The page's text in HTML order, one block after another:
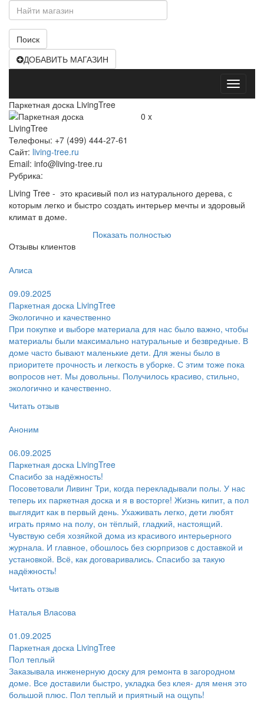
Поиск
ДОБАВИТЬ МАГАЗИН
Открыть
меню
Паркетная доска LivingTree
0 x
Телефоны: +7 (499) 444-27-61
Сайт: living-tree.ru
Email: info@living-tree.ru
Рубрика:
Living Tree - это красивый пол из натурального дерева, с
которым легко и быстро создать интерьер мечты и здоровый
климат в доме.
Показать полностью
Отзывы клиентов
Алиса
09.09.2025
Паркетная доска LivingTree
Экологично и качественно
При покупке и выборе материала для нас было важно, чтобы
материалы были максимально натуральные и безвредные. В
доме часто бывают маленькие дети. Для жены было в
приоритете прочность и легкость в уборке. С этим тоже пока
вопросов нет. Мы довольны. Получилось красиво, стильно,
экологично и качественно.
Читать отзыв
Аноним
06.09.2025
Паркетная доска LivingTree
Спасибо за надёжность!
Посоветовали Ливинг Три, когда перекладывали полы. У нас
теперь их паркетная доска и я в восторге! Жизнь кипит, а пол
выглядит как в первый день. Ухаживать легко, дети любят
играть прямо на полу, он тёплый, гладкий, настоящий.
Чувствую себя хозяйкой дома из красивого интерьерного
журнала. И главное, обошлось без сюрпризов с доставкой и
установкой. Всё, как договаривались. Спасибо за такую
надёжность!
Читать отзыв
Наталья Власова
01.09.2025
Паркетная доска LivingTree
Пол теплый
Заказывала инженерную доску для ремонта в загородном
доме. Все доставили быстро, укладка без клея- для меня это
большой плюс. Пол теплый и приятный на ощупь!